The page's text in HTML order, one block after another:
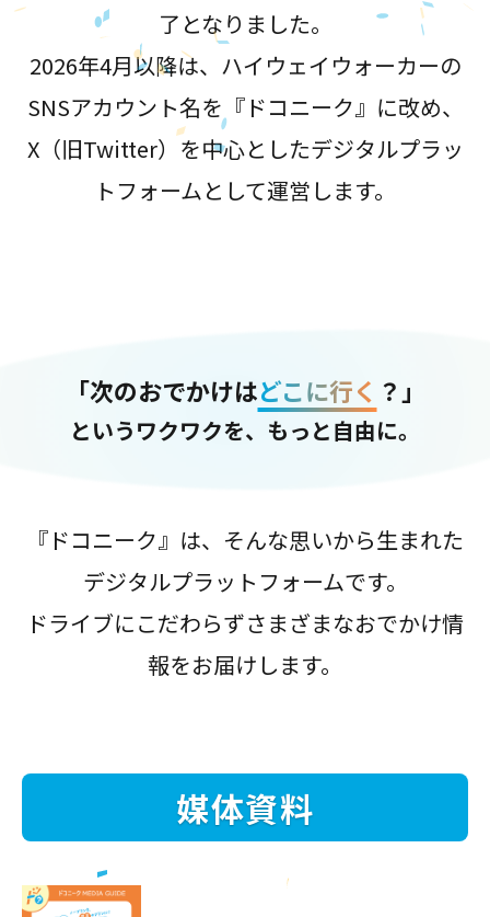
了となりました。
2026年4月以降は、ハイウェイウォーカーの
SNSアカウント名を『ドコニーク』に改め、
X（旧Twitter）を中心としたデジタルプラッ
トフォームとして運営します。
「次のおでかけはどこに行く ？」
というワクワクを、もっと自由に。
『ドコニーク』は、そんな思いから生まれた
デジタルプラットフォームです。
ドライブにこだわらずさまざまなおでかけ情
報をお届けします。
媒体資料